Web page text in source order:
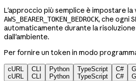
L'approccio più semplice è impostare
AWS_BEARER_TOKEN_BEDROCK, che ogni
automaticamente durante la
dall'ambiente.
Per fornire un token in modo
cURL
cURL
CLI
CLI
Python
Python
TypeScript
TypeScript
C#
C#